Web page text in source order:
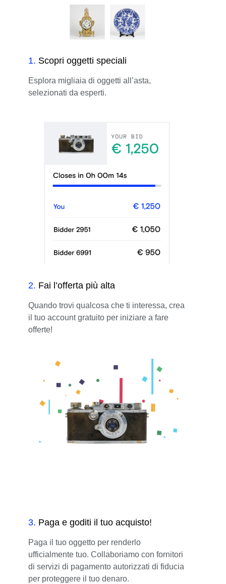
1. Scopri oggetti speciali
Esplora migliaia di oggetti all’asta,
selezionati da esperti.
2. Fai l’offerta più alta
Quando trovi qualcosa che ti interessa, crea
il tuo account gratuito per iniziare a fare
offerte!
3. Paga e goditi il tuo acquisto!
Paga il tuo oggetto per renderlo
ufficialmente tuo. Collaboriamo con fornitori
di servizi di pagamento autorizzati di fiducia
per proteggere il tuo denaro.